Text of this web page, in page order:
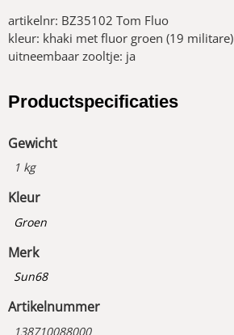
artikelnr: BZ35102 Tom Fluo
kleur: khaki met fluor groen (19 militare)
uitneembaar zooltje: ja
Productspecificaties
Gewicht
1 kg
Kleur
Groen
Merk
Sun68
Artikelnummer
138710088000